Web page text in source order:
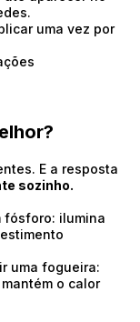
uma vez por
E a resposta
sozinho.
fósforo: ilumina
uma fogueira:
o calor